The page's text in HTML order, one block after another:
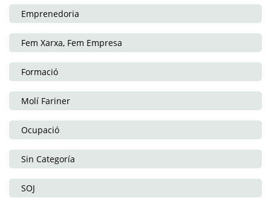
Emprenedoria
Fem Xarxa, Fem Empresa
Formació
Molí Fariner
Ocupació
Sin Categoría
SOJ